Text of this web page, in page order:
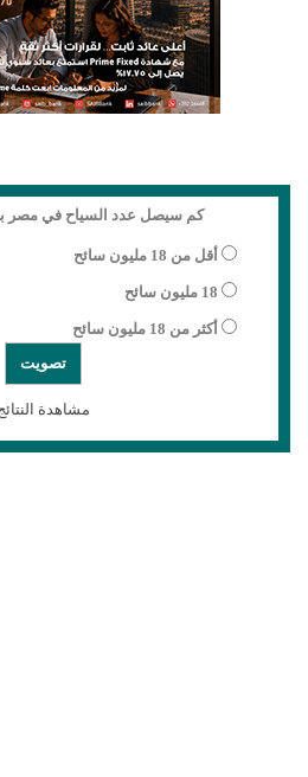
كم سيصل عدد السياح في مصر
أقل من 18 مليون سائح
18 مليون سائح
أكثر من 18 مليون سائح
مشاهدة